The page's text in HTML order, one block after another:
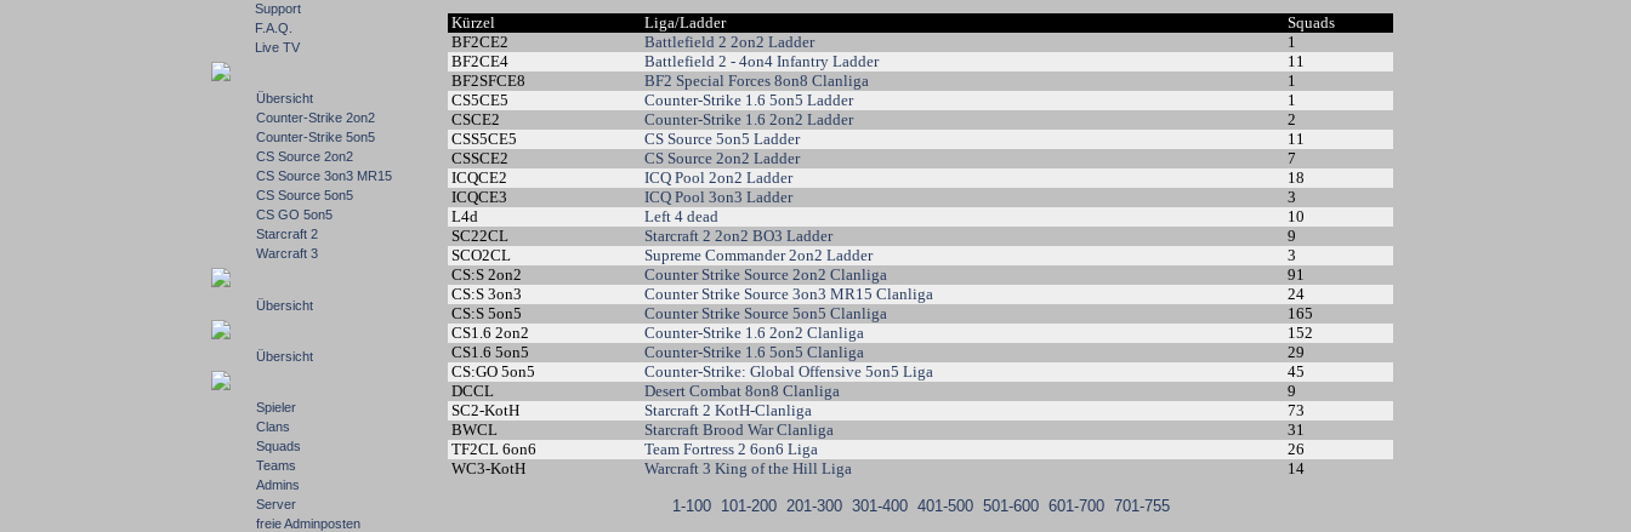
Support
F.A.Q.
Live TV
Übersicht
Counter-Strike 2on2
Counter-Strike 5on5
CS Source 2on2
CS Source 3on3 MR15
CS Source 5on5
CS GO 5on5
Starcraft 2
Warcraft 3
Übersicht
Übersicht
Spieler
Clans
Squads
Teams
Admins
Server
freie Adminposten
Kürzel Liga/Ladder
Squads
BF2CE2
Battlefield 2 2on2 Ladder
1
BF2CE4
Battlefield 2 - 4on4 Infantry Ladder
11
BF2SFCE8
BF2 Special Forces 8on8 Clanliga
1
CS5CE5
Counter-Strike 1.6 5on5 Ladder
1
CSCE2
Counter-Strike 1.6 2on2 Ladder
2
CSS5CE5
CS Source 5on5 Ladder
11
CSSCE2
CS Source 2on2 Ladder
7
ICQCE2
ICQ Pool 2on2 Ladder
18
ICQCE3
ICQ Pool 3on3 Ladder
3
L4d
Left 4 dead
10
SC22CL
Starcraft 2 2on2 BO3 Ladder
9
SCO2CL
Supreme Commander 2on2 Ladder
3
CS:S 2on2
Counter Strike Source 2on2 Clanliga
91
CS:S 3on3
Counter Strike Source 3on3 MR15 Clanliga
24
CS:S 5on5
Counter Strike Source 5on5 Clanliga
165
CS1.6 2on2
Counter-Strike 1.6 2on2 Clanliga
152
CS1.6 5on5
Counter-Strike 1.6 5on5 Clanliga
29
CS:GO 5on5
Counter-Strike: Global Offensive 5on5 Liga
45
DCCL
Desert Combat 8on8 Clanliga
9
SC2-KotH
Starcraft 2 KotH-Clanliga
73
BWCL
Starcraft Brood War Clanliga
31
TF2CL 6on6
Team Fortress 2 6on6 Liga
26
WC3-KotH
Warcraft 3 King of the Hill Liga 14
1-100 101-200 201-300 301-400 401-500 501-600 601-700 701-755